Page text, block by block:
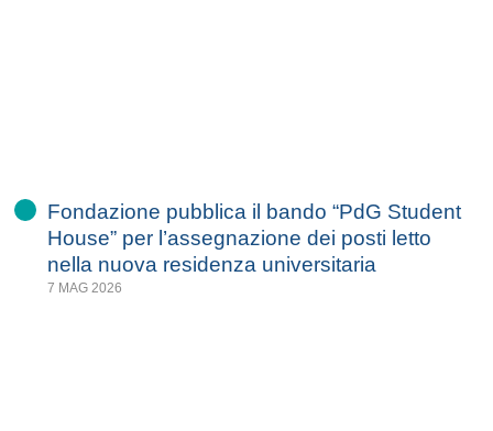
Fondazione pubblica il bando “PdG Student
House” per l’assegnazione dei posti letto
nella nuova residenza universitaria
7 MAG 2026